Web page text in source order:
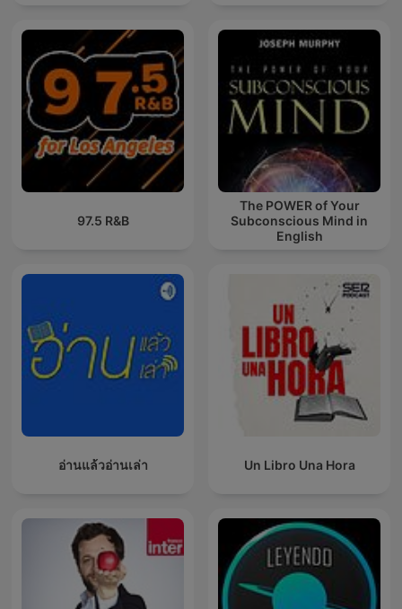
97.5 R&B
The POWER of Your
Subconscious Mind in
English
อ่านแล้วอ่านเล่า Un Libro Una Hora